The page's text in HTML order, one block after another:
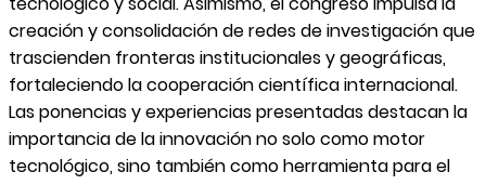
creación y consolidación de redes de investigación que
trascienden fronteras institucionales y geográficas,
fortaleciendo la cooperación científica internacional.
Las ponencias y experiencias presentadas destacan la
importancia de la innovación no solo como motor
tecnológico, sino también como herramienta para el